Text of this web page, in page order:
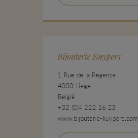
Bijouterie Kuypers
1 Rue de la Regence
4000 Liege
België
+32 (0)4 222 16 23
www.bijouterie-kuypers.com